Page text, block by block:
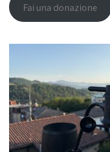
Fai una donazione